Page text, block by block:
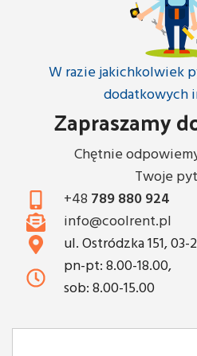
W razie jakichkolwiek
dodatkowych
Zapraszamy
Chętnie
Twoje
+48 789 880 924
info@coolrent.pl
ul. Ostródzka 151, 03-
pn-pt: 8.00-18.00,
sob: 8.00-15.00